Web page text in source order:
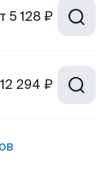
5 128 ₽
12 294 ₽